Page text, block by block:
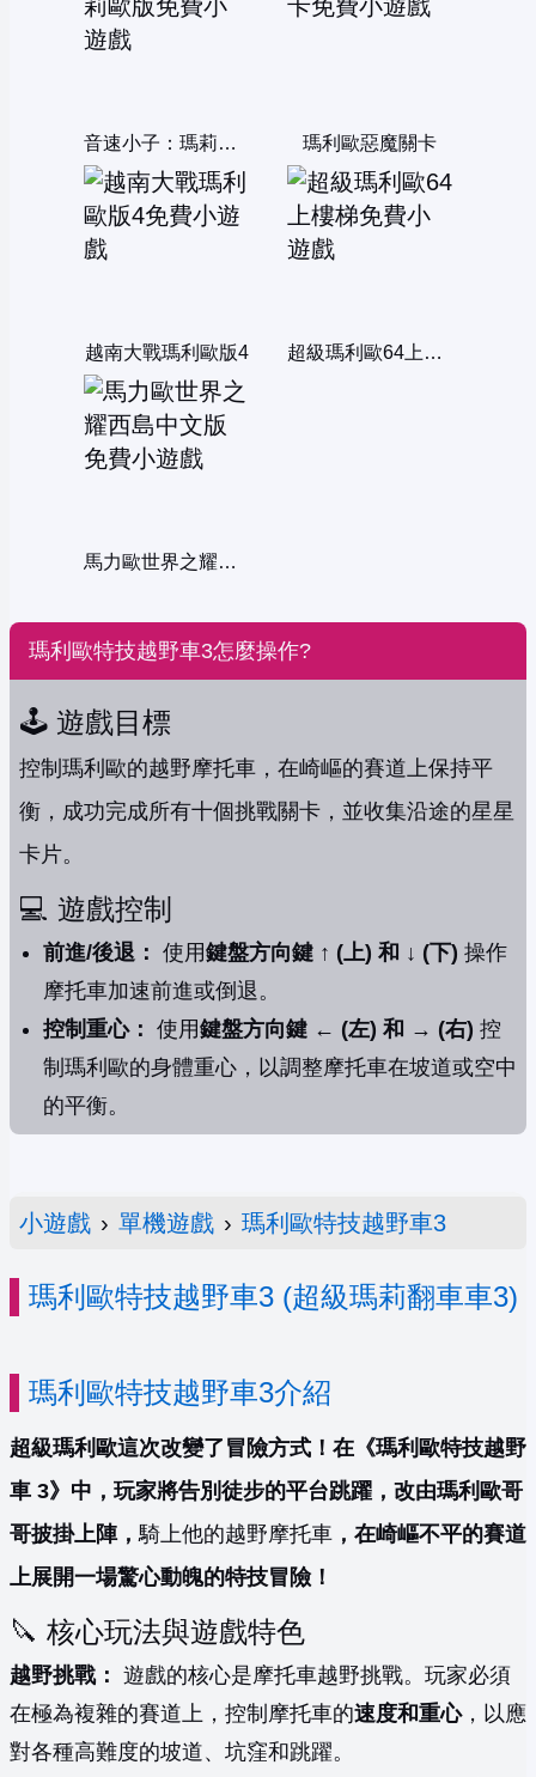
音速小子：瑪莉歐版 瑪利歐惡魔關卡
越南大戰瑪利歐版4 超級瑪利歐64上樓梯
馬力歐世界之耀西島中文版
瑪利歐特技越野車3怎麼操作?
🕹️ 遊戲目標
控制瑪利歐的越野摩托車，在崎嶇的賽道上保持平
衡，成功完成所有十個挑戰關卡，並收集沿途的星星
卡片。
💻 遊戲控制
前進/後退： 使用鍵盤方向鍵 ↑ (上) 和 ↓ (下) 操作
摩托車加速前進或倒退。
控制重心： 使用鍵盤方向鍵 ← (左) 和 → (右) 控
制瑪利歐的身體重心，以調整摩托車在坡道或空中
的平衡。
小遊戲 › 單機遊戲 › 瑪利歐特技越野車3
瑪利歐特技越野車3 (超級瑪莉翻車車3)
瑪利歐特技越野車3介紹
超級瑪利歐這次改變了冒險方式！在《瑪利歐特技越野
車 3》中，玩家將告別徒步的平台跳躍，改由瑪利歐哥
哥披掛上陣，騎上他的越野摩托車 ，在崎嶇不平的賽道
上展開一場驚心動魄的特技冒險！
🔪 核心玩法與遊戲特色
越野挑戰： 遊戲的核心是摩托車越野挑戰。玩家必須
在極為複雜的賽道上，控制摩托車的速度和重心，以應
對各種高難度的坡道、坑窪和跳躍。